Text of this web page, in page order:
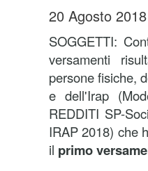
20 Agosto 2018
SOGGETTI:
versamenti
persone fisiche,
e dell'Irap
REDDITI SP-
IRAP 2018) che
il primo